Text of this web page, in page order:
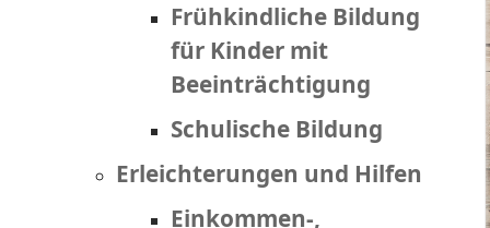
Frühkindliche Bildung
für Kinder mit
Beeinträchtigung
Schulische Bildung
Erleichterungen und Hilfen
Einkommen-,